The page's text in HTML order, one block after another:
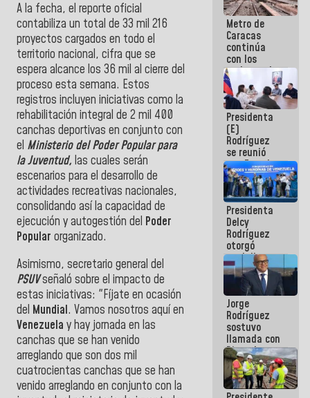
A la fecha, el reporte oficial
contabiliza un total de 33 mil 216
proyectos cargados en todo el
territorio nacional, cifra que se
espera alcance los 36 mil al cierre del
proceso esta semana. Estos
registros incluyen iniciativas como la
rehabilitación integral de 2 mil 400
canchas deportivas en conjunto con
el Ministerio del Poder Popular para
la Juventud, las cuales serán
escenarios para el desarrollo de
actividades recreativas nacionales,
consolidando así la capacidad de
ejecución y autogestión del Poder
Popular organizado.
Asimismo, secretario general del
PSUVseñaló sobre el impacto de
estas iniciativas: "Fíjate en ocasión
del Mundial. Vamos nosotros aquí en
Venezuela y hay jornada en las
canchas que se han venido
arreglando que son dos mil
cuatrocientas canchas que se han
venido arreglando en conjunto con la
Metro de
Caracas
continúa
con los
trabajos de
mantenimiento
e inspección
en la Línea 2
Presidenta
(E)
Rodríguez
se reunió
con Estado
Mayor
Eléctrico
para
abordar
planes de
acción
Presidenta
Delcy
Rodríguez
otorgó
medalla
"Héroe de
Venezuela"
a servidores
públicos
Jorge
Rodríguez
sostuvo
llamada con
Dinorah
Figuera y
acuerdan
primer